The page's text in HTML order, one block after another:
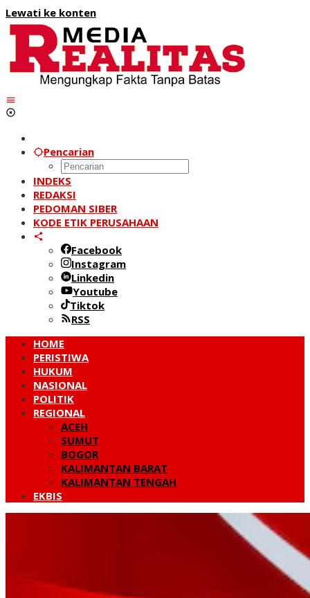
Lewati ke konten
Pencarian
INDEKS
REDAKSI
PEDOMAN SIBER
KODE ETIK PERUSAHAAN
Facebook
Instagram
Linkedin
Youtube
Tiktok
RSS
HOME
PERISTIWA
HUKUM
NASIONAL
POLITIK
REGIONAL
ACEH
SUMUT
BOGOR
KALIMANTAN BARAT
KALIMANTAN TENGAH
EKBIS